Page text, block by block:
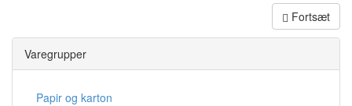
Fortsæt
Varegrupper
Papir og karton